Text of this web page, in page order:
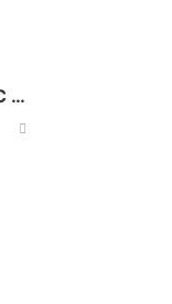
Huğlu Kooperatif 103 C Süperpoze 12 Cal Solak